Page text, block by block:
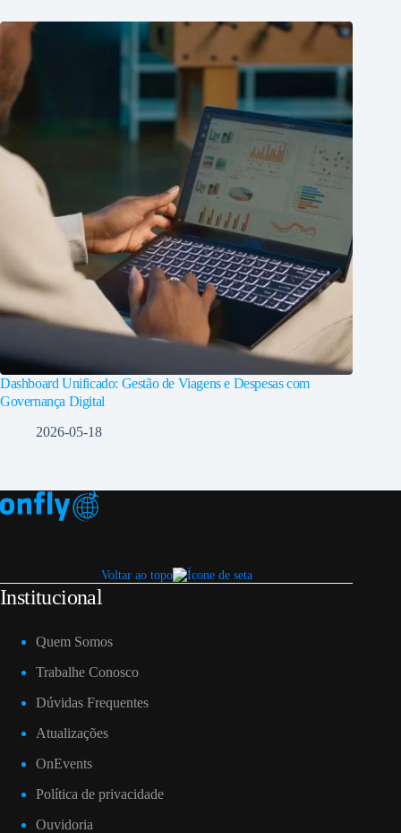
Dashboard Unificado: Gestão de Viagens e Despesas com
Governança Digital
2026-05-18
Voltar ao topo
Institucional
Quem Somos
Trabalhe Conosco
Dúvidas Frequentes
Atualizações
OnEvents
Política de privacidade
Ouvidoria